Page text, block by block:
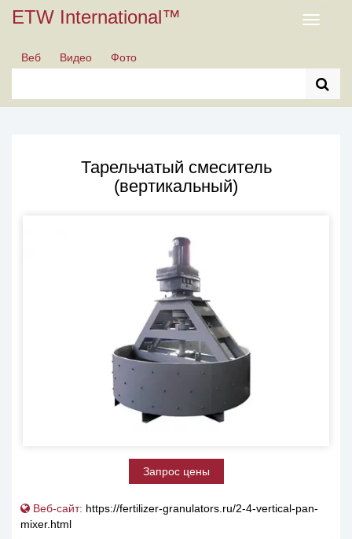
ETW International™
Toggle
Веб
Видео Фото
Тарельчатый смеситель
(вертикальный)
Запрос цены
Веб-сайт: https://fertilizer-granulators.ru/2-4-vertical-pan-
mixer.html